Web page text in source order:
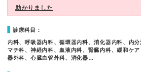
助かりました
診療科目：
内科、呼吸器内科、循環器内科、消化器内科、内
マチ科、神経内科、血液内科、腎臓内科、緩和ケ
器外科、心臓血管外科、消化器…